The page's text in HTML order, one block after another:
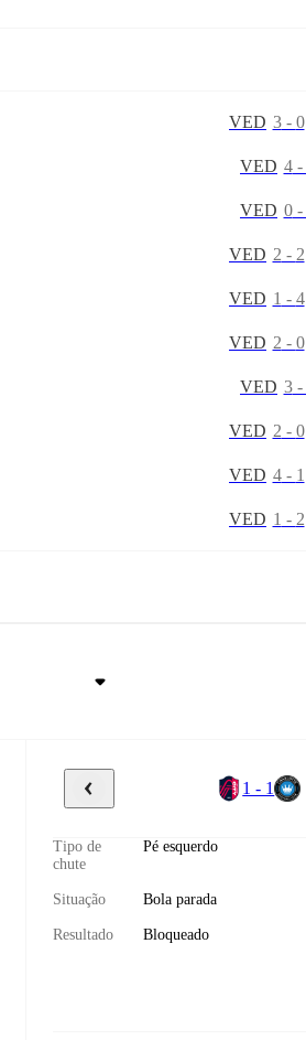
VED 3- 0
VED 4-
VED 0-
VED 2 - 2
VED 1 - 4
VED 2 - 0
VED 3-
VED 2 - 0
VED 4- 1
VED 1 - 2
1 - 1
Tipo de
chute
Pé esquerdo
Situação Bola parada
Resultado Bloqueado